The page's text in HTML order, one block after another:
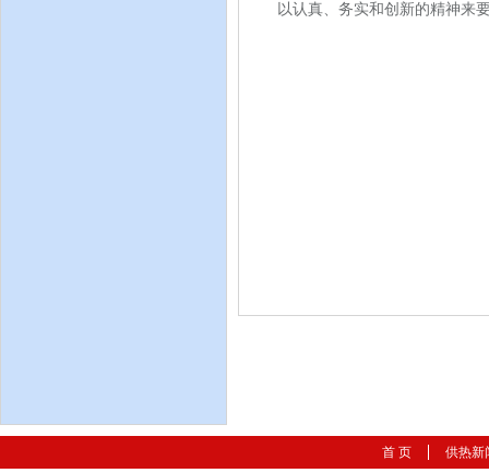
以认真、务实和创新的精神来
首 页 供热新